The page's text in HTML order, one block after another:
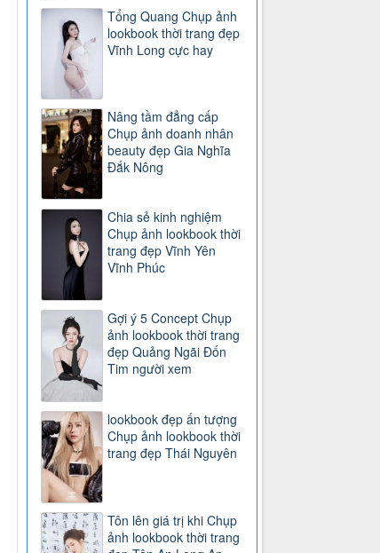
Tổng Quang Chụp ảnh
lookbook thời trang đẹp
Vĩnh Long cực hay
Nâng tầm đẳng cấp
Chụp ảnh doanh nhân
beauty đẹp Gia Nghĩa
Đắk Nông
Chia sẻ kinh nghiệm
Chụp ảnh lookbook thời
trang đẹp Vĩnh Yên
Vĩnh Phúc
Gợi ý 5 Concept Chụp
ảnh lookbook thời trang
đẹp Quảng Ngãi Đốn
Tim người xem
lookbook đẹp ấn tượng
Chụp ảnh lookbook thời
trang đẹp Thái Nguyên
Tôn lên giá trị khi Chụp
ảnh lookbook thời trang